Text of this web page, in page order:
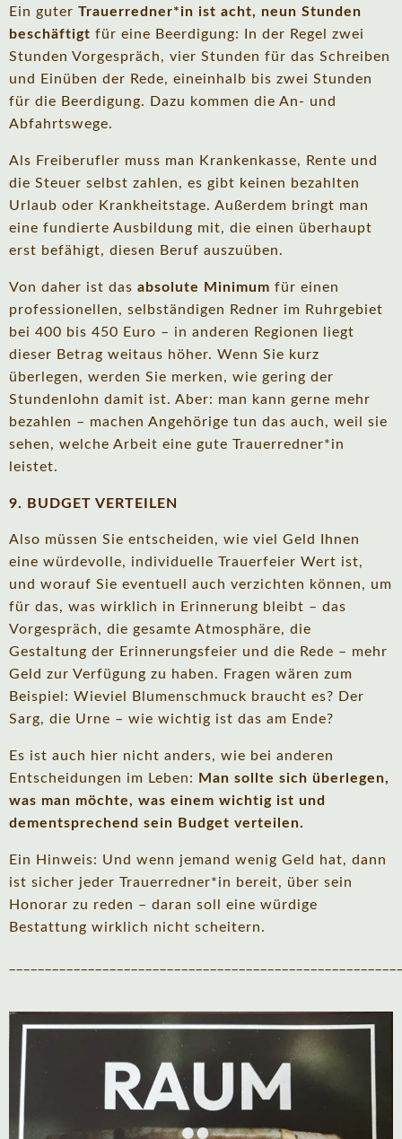
Ein guter Trauerredner*in ist acht, neun Stunden
beschäftigt für eine Beerdigung: In der Regel zwei
Stunden Vorgespräch, vier Stunden für das Schreiben
und Einüben der Rede, eineinhalb bis zwei Stunden
für die Beerdigung. Dazu kommen die An- und
Abfahrtswege.
Als Freiberufler muss man Krankenkasse, Rente und
die Steuer selbst zahlen, es gibt keinen bezahlten
Urlaub oder Krankheitstage. Außerdem bringt man
eine fundierte Ausbildung mit, die einen überhaupt
erst befähigt, diesen Beruf auszuüben.
Von daher ist das absolute Minimum für einen
professionellen, selbständigen Redner im Ruhrgebiet
bei 400 bis 450 Euro – in anderen Regionen liegt
dieser Betrag weitaus höher. Wenn Sie kurz
überlegen, werden Sie merken, wie gering der
Stundenlohn damit ist. Aber: man kann gerne mehr
bezahlen – machen Angehörige tun das auch, weil sie
sehen, welche Arbeit eine gute Trauerredner*in
leistet.
9. BUDGET VERTEILEN
Also müssen Sie entscheiden, wie viel Geld Ihnen
eine würdevolle, individuelle Trauerfeier Wert ist,
und worauf Sie eventuell auch verzichten können, um
für das, was wirklich in Erinnerung bleibt – das
Vorgespräch, die gesamte Atmosphäre, die
Gestaltung der Erinnerungsfeier und die Rede – mehr
Geld zur Verfügung zu haben. Fragen wären zum
Beispiel: Wieviel Blumenschmuck braucht es? Der
Sarg, die Urne – wie wichtig ist das am Ende?
Es ist auch hier nicht anders, wie bei anderen
Entscheidungen im Leben:
Man sollte sich überlegen,
was man möchte, was einem wichtig ist und
dementsprechend sein Budget verteilen.
Ein Hinweis: Und wenn jemand wenig Geld hat, dann
ist sicher jeder Trauerredner*in bereit, über sein
Honorar zu reden – daran soll eine würdige
Bestattung wirklich nicht scheitern.